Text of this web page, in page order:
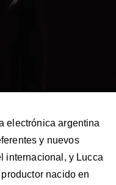
electrónica argentina
y nuevos
internacional, y Lucca
nacido en